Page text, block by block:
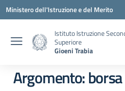
Vai ai contenuti
Vai al menu di navigazione
Vai al footer
Ministero dell'Istruzione e del Merito
Istituto Istruzione
Superiore
Gioeni Trabia
Argomento: